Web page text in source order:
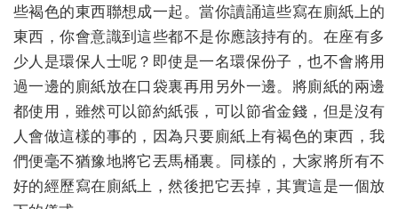
些褐色的東西聯想成一起。當你讀誦這些寫在廁紙上的
東西，你會意識到這些都不是你應該持有的。在座有多
少人是環保人士呢？即使是一名環保份子，也不會將用
過一邊的廁紙放在口袋裏再用另外一邊。將廁紙的兩邊
都使用，雖然可以節約紙張，可以節省金錢，但是沒有
人會做這樣的事的，因為只要廁紙上有褐色的東西，我
們便毫不猶豫地將它丟馬桶裏。同樣的，大家將所有不
好的經歷寫在廁紙上，然後把它丟掉，其實這是一個放